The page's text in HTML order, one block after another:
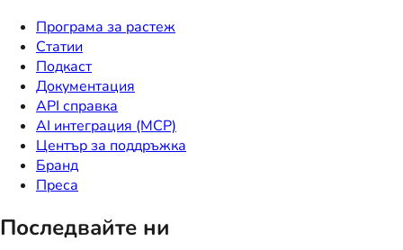
Програма за растеж
Статии
Подкаст
Документация
API справка
AI интеграция (MCP)
Център за поддръжка
Бранд
Преса
Последвайте ни